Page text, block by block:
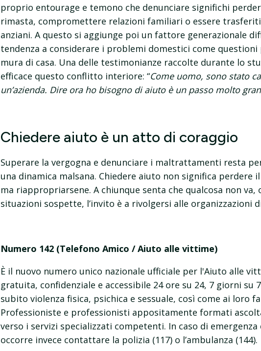
proprio entourage e temono che denunciare significhi
rimasta, compromettere relazioni familiari o essere
anziani. A questo si aggiunge poi un fattore generazionale
tendenza a considerare i problemi domestici come
mura di casa. Una delle testimonianze raccolte durante lo
efficace questo conflitto interiore: “Come uomo, sono stato
un’azienda. Dire ora ho bisogno di aiuto è un passo molto
Chiedere aiuto è un atto di coraggio
Superare la vergogna e denunciare i maltrattamenti resta
una dinamica malsana. Chiedere aiuto non significa
ma riappropriarsene. A chiunque senta che qualcosa non va,
situazioni sospette, l’invito è a rivolgersi alle organizzazioni
Numero 142 (Telefono Amico / Aiuto alle vittime)
È il nuovo numero unico nazionale ufficiale per l'Aiuto alle
gratuita, confidenziale e accessibile 24 ore su 24, 7 giorni su
subito violenza fisica, psichica e sessuale, così come ai loro
Professioniste e professionisti appositamente formati
verso i servizi specializzati competenti. In caso di
occorre invece contattare la polizia (117) o l’ambulanza (144).